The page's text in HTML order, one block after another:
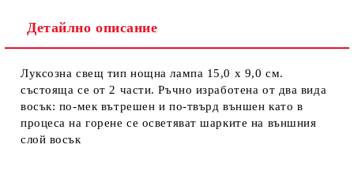
Детайлно описание
Луксозна свещ тип нощна лампа 15,0 х 9,0 см.
състояща се от 2 части. Ръчно изработена от два вида
восък: по-мек вътрешен и по-твърд външен като в
процеса на горене се осветяват шарките на външния
слой восък